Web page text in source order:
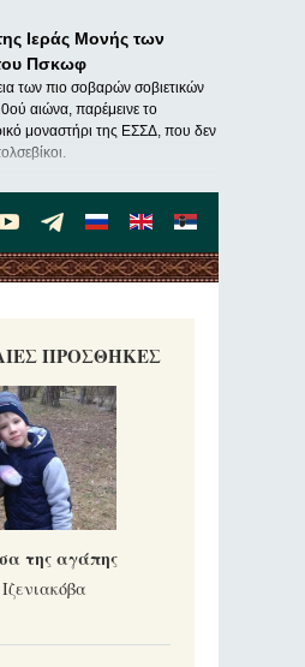
Ιεράς Μονής των
Πσκωφ
των πιο σοβαρών σοβιετικών
αιώνα, παρέμεινε το
μοναστήρι της ΕΣΣΔ, που δεν
ΠΡΟΣΘΗΚΕΣ
της αγάπης